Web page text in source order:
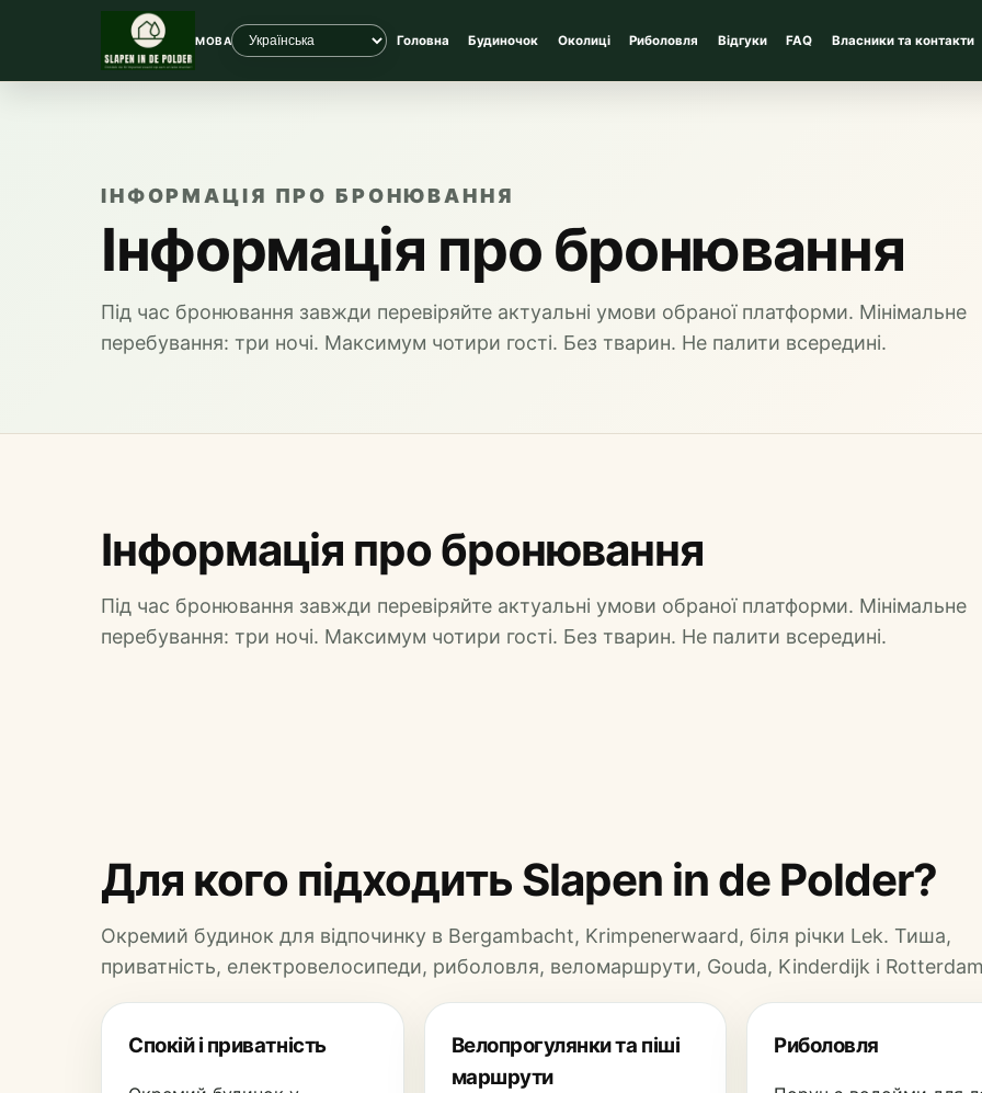
МОВА Головна Будиночок Околиці Риболовля Відгуки FAQ Власники та контакти
ІНФОРМАЦІЯ ПРО БРОНЮВАННЯ
Інформація про бронювання
Під час бронювання завжди перевіряйте актуальні умови обраної платформи. Мінімальне
перебування: три ночі. Максимум чотири гості. Без тварин. Не палити всередині.
Інформація про бронювання
Під час бронювання завжди перевіряйте актуальні умови обраної платформи. Мінімальне
перебування: три ночі. Максимум чотири гості. Без тварин. Не палити всередині.
Для кого підходить Slapen in de Polder?
Окремий будинок для відпочинку в Bergambacht, Krimpenerwaard, біля річки Lek. Тиша,
приватність, електровелосипеди, риболовля, веломаршрути, Gouda, Kinderdijk і
Спокій і приватність
Велопрогулянки та піші
маршрути
Риболовля